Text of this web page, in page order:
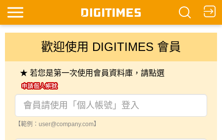
歡迎使用 DIGITIMES 會員
★ 若您是第一次使用會員資料庫，請點選
【範例：user@company.com】